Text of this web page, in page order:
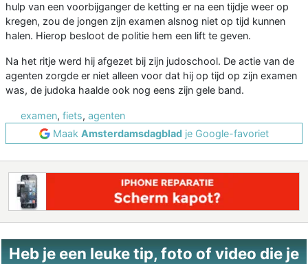
hulp van een voorbijganger de ketting er na een tijdje weer op
kregen, zou de jongen zijn examen alsnog niet op tijd kunnen
halen. Hierop besloot de politie hem een lift te geven.
Na het ritje werd hij afgezet bij zijn judoschool. De actie van de
agenten zorgde er niet alleen voor dat hij op tijd op zijn examen
was, de judoka haalde ook nog eens zijn gele band.
examen, fiets, agenten
Maak Amsterdamsdagblad je Google-favoriet
Heb je een leuke tip, foto of video die je